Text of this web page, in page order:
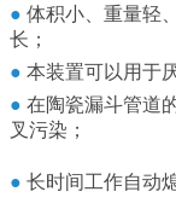
● 体积小、重量轻
长；
● 本装置可以用于
● 在陶瓷漏斗管道
叉污染；
● 长时间工作自动